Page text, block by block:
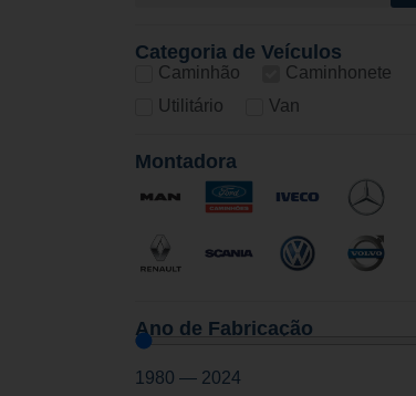
Categoria de Veículos
Caminhão
Caminhonete
Utilitário
Van
Montadora
Ano de Fabricação
1980 — 2024